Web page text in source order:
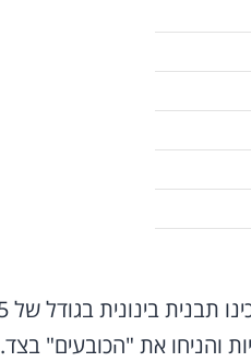
והניחו את "הכובעים" בצד.